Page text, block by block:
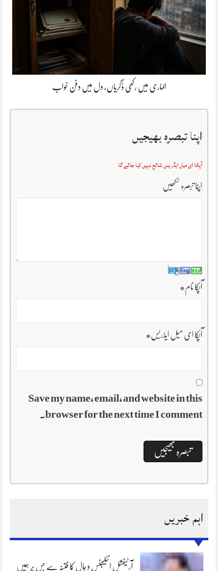
الماری میں رکھی ڈگریاں، دل میں دفن خواب
اپنا تبصرہ بھیجیں
آپکا ای میل ایڈریس شائع نہیں کیا جائے گا
اپنا تبصرہ لکھیں
آپکا نام*
آپکا ای میل ایڈریس*
Save my name, email, and website in this
browser for the next time I comment.
اہم خبریں
آرٹیفشل انٹلیجنس دجال کا فتنہ ہے جس پر ہمیں